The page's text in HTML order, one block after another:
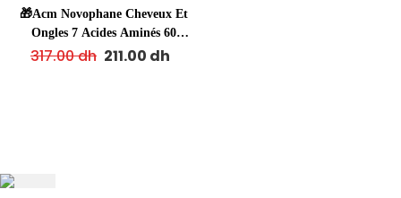
🎁Acm Novophane Cheveux Et
Ongles 7 Acides Aminés 60
Capsules = Shampooing Anti-
317.00dh 211.00 dh